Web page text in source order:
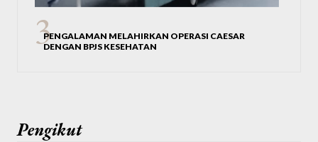
PENGALAMAN MELAHIRKAN OPERASI CAESAR
DENGAN BPJS KESEHATAN
Pengikut